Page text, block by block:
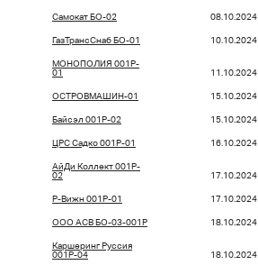
Самокат БО-02 08.10.2024
ГазТрансСнаб БО-01 10.10.2024
МОНОПОЛИЯ 001P-
01
11.10.2024
ОСТРОВМАШИН-01 15.10.2024
Байсэл 001P-02 15.10.2024
ЦРС Садко 001P-01 16.10.2024
АйДи Коллект 001P-
02
17.10.2024
Р-Вижн 001Р-01 17.10.2024
ООО АСВ БО-03-001P 18.10.2024
Каршеринг Руссия
001P-04
18.10.2024